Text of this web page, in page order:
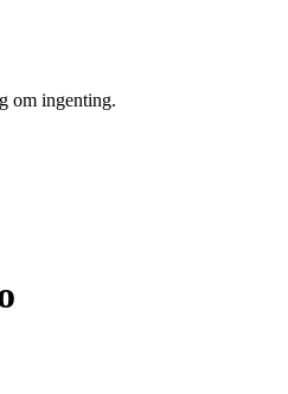
om ingenting.